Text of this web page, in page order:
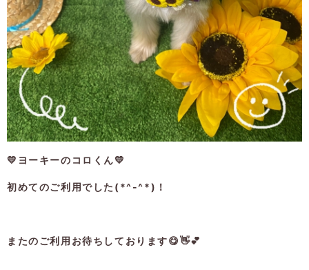
💛ヨーキーのコロくん💛
初めてのご利用でした(*^-^*)！
またのご利用お待ちしております😋👋💕